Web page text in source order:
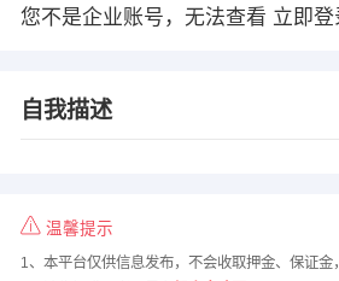
您不是企业账号，无法查看 立即登
自我描述
温馨提示
1、本平台仅供信息发布，不会收取押金、保证金